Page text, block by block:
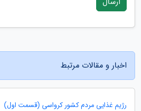
اخبار و مقالات مرتبط
رژیم غذایی مردم کشور کرواسی (قسمت اول)